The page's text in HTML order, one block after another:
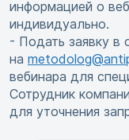
информацией о
индивидуально.
- Подать заявку в
на
вебинара для
Сотрудник
для уточнения